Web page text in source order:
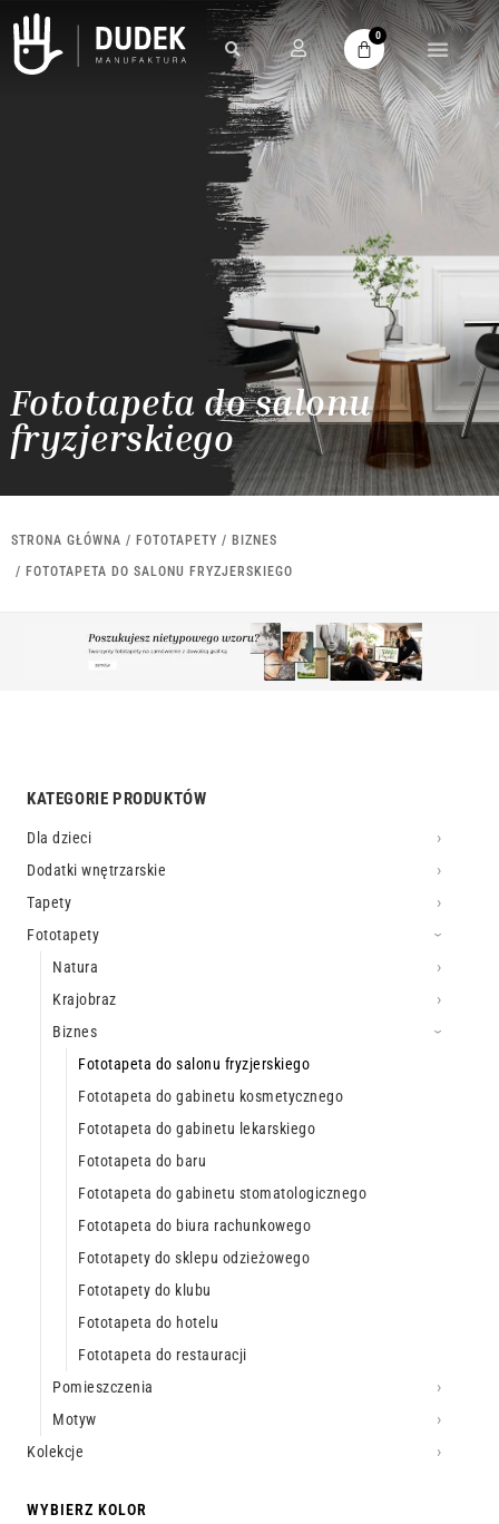
0
Fototapeta do salonu
fryzjerskiego
STRONA GŁÓWNA / FOTOTAPETY / BIZNES
/ FOTOTAPETA DO SALONU FRYZJERSKIEGO
KATEGORIE PRODUKTÓW
Dla dzieci
Dodatki wnętrzarskie
Tapety
Fototapety
Natura
Krajobraz
Biznes
Fototapeta do salonu fryzjerskiego
Fototapeta do gabinetu kosmetycznego
Fototapeta do gabinetu lekarskiego
Fototapeta do baru
Fototapeta do gabinetu stomatologicznego
Fototapeta do biura rachunkowego
Fototapety do sklepu odzieżowego
Fototapety do klubu
Fototapeta do hotelu
Fototapeta do restauracji
Pomieszczenia
Motyw
Kolekcje
WYBIERZ KOLOR